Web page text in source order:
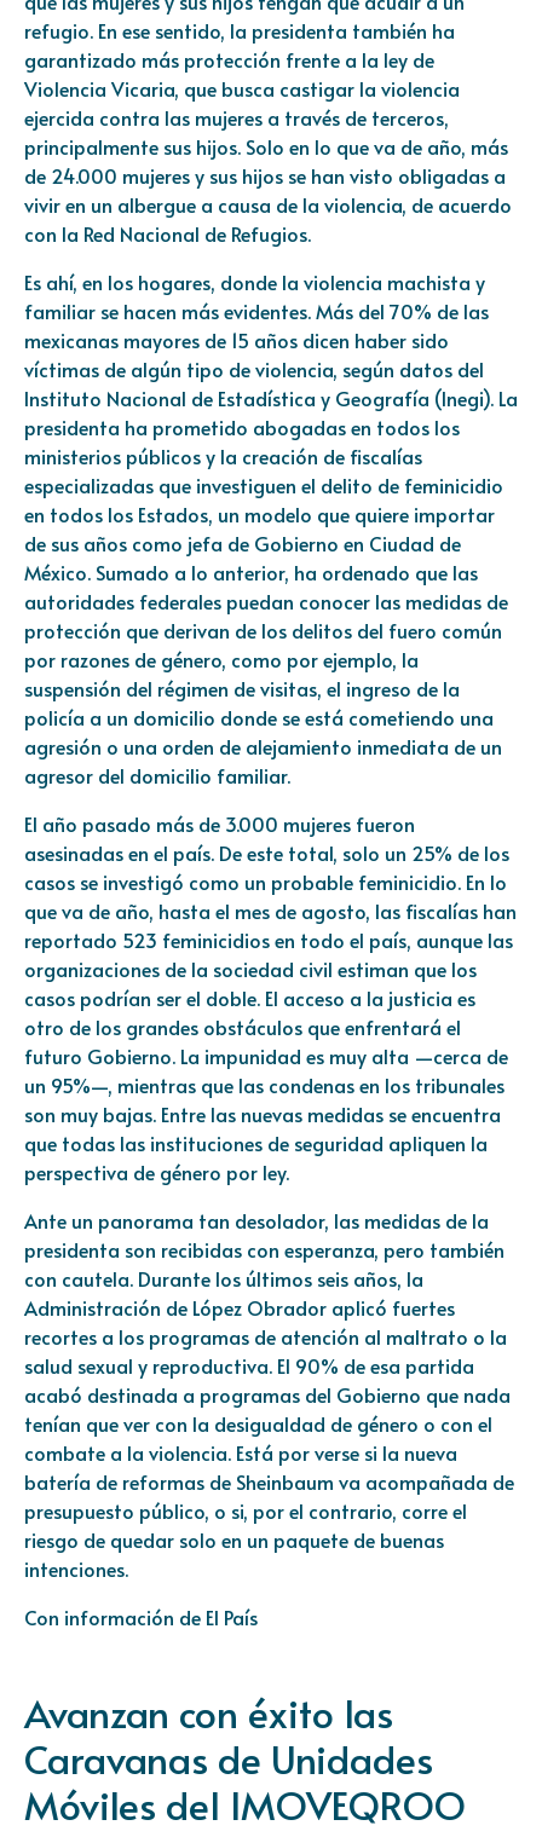
refugio. En ese sentido, la presidenta también ha
garantizado más protección frente a la ley de
Violencia Vicaria, que busca castigar la violencia
ejercida contra las mujeres a través de terceros,
principalmente sus hijos. Solo en lo que va de año, más
de 24.000 mujeres y sus hijos se han visto obligadas a
vivir en un albergue a causa de la violencia, de acuerdo
con la Red Nacional de Refugios.
Es ahí, en los hogares, donde la violencia machista y
familiar se hacen más evidentes. Más del 70% de las
mexicanas mayores de 15 años dicen haber sido
víctimas de algún tipo de violencia, según datos del
Instituto Nacional de Estadística y Geografía (Inegi). La
presidenta ha prometido abogadas en todos los
ministerios públicos y la creación de fiscalías
especializadas que investiguen el delito de feminicidio
en todos los Estados, un modelo que quiere importar
de sus años como jefa de Gobierno en Ciudad de
México. Sumado a lo anterior, ha ordenado que las
autoridades federales puedan conocer las medidas de
protección que derivan de los delitos del fuero común
por razones de género, como por ejemplo, la
suspensión del régimen de visitas, el ingreso de la
policía a un domicilio donde se está cometiendo una
agresión o una orden de alejamiento inmediata de un
agresor del domicilio familiar.
El año pasado más de 3.000 mujeres fueron
asesinadas en el país. De este total, solo un 25% de los
casos se investigó como un probable feminicidio. En lo
que va de año, hasta el mes de agosto, las fiscalías han
reportado 523 feminicidios en todo el país, aunque las
organizaciones de la sociedad civil estiman que los
casos podrían ser el doble. El acceso a la justicia es
otro de los grandes obstáculos que enfrentará el
futuro Gobierno. La impunidad es muy alta —cerca de
un 95%—, mientras que las condenas en los tribunales
son muy bajas. Entre las nuevas medidas se encuentra
que todas las instituciones de seguridad apliquen la
perspectiva de género por ley.
Ante un panorama tan desolador, las medidas de la
presidenta son recibidas con esperanza, pero también
con cautela. Durante los últimos seis años, la
Administración de López Obrador aplicó fuertes
recortes a los programas de atención al maltrato o la
salud sexual y reproductiva. El 90% de esa partida
acabó destinada a programas del Gobierno que nada
tenían que ver con la desigualdad de género o con el
combate a la violencia. Está por verse si la nueva
batería de reformas de Sheinbaum va acompañada de
presupuesto público, o si, por el contrario, corre el
riesgo de quedar solo en un paquete de buenas
intenciones.
Con información de El País
Avanzan con éxito las
Caravanas de Unidades
Móviles del IMOVEQROO